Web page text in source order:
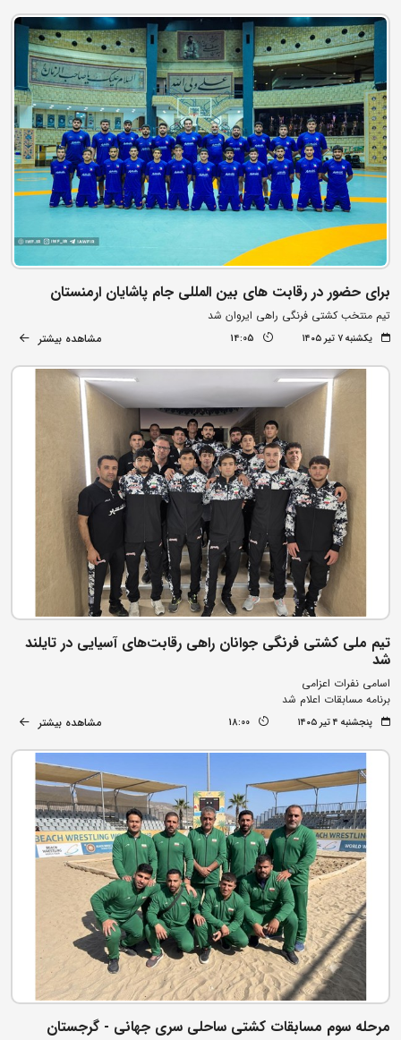
برای حضور در رقابت های بین المللی جام پاشایان ارمنستان
تیم منتخب کشتی فرنگی راهی ایروان شد
یکشنبه ۷ تیر ۱۴۰۵ 14:05 مشاهده بیشتر
تیم ملی کشتی فرنگی جوانان راهی رقابت‌های آسیایی در تایلند
شد
اسامی نفرات اعزامی
برنامه مسابقات اعلام شد
پنجشنبه ۴ تیر ۱۴۰۵ 18:00 مشاهده بیشتر
مرحله سوم مسابقات کشتی ساحلی سری جهانی - گرجستان